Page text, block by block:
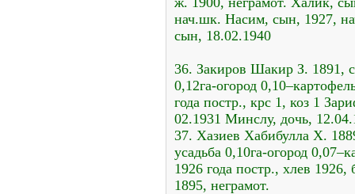
нач.шк. Насим, сын, 1927,
сын, 18.02.1940
36. Закиров Шакир З. 1891,
0,12га-огород
года постр., крс 1, коз 1
02.1931 Минслу, дочь,
37. Хазиев Хабибулла Х.
усадьба 0,10га-огород
1926 года постр., хлев
1895, неграмот.